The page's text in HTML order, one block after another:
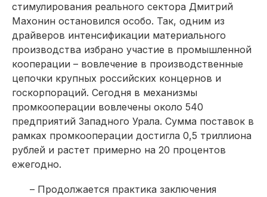
стимулирования реального сектора Дмитрий
Махонин остановился особо. Так, одним из
драйверов интенсификации материального
производства избрано участие в промышленной
кооперации – вовлечение в производственные
цепочки крупных российских концернов и
госкорпораций. Сегодня в механизмы
промкооперации вовлечены около 540
предприятий Западного Урала. Сумма поставок в
рамках промкооперации достигла 0,5 триллиона
руб­лей и растет примерно на 20 процентов
ежегодно.
– Продолжается практика заключения